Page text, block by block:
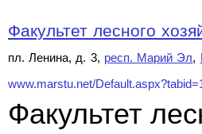
Факультет лесного
пл. Ленина, д. 3, респ. Марий Эл,
www.marstu.net/
Факультет